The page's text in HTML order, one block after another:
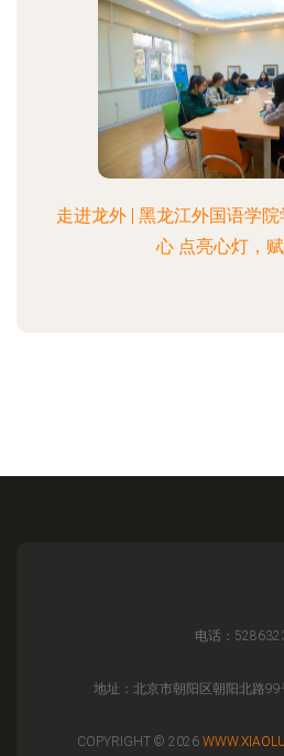
走进龙外 | 黑龙江外国语学
心 点亮心灯，
电话：
地址：北京市朝阳区朝阳北路
COPYRIGHT © 2026